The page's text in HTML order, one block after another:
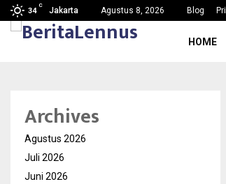
34
C
Jakarta Agustus 8, 2026 Blog
Baik… SDN
HOME
Archives
Agustus 2026
Juli 2026
Juni 2026